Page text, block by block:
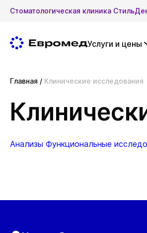
Стоматологическая клиника
Услуги и цены
Главная / Клинические исследования
Анализы Функциональные